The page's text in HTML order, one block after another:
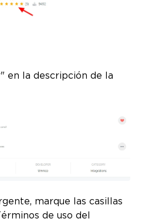
en la descripción de la
marque las casillas
de uso del